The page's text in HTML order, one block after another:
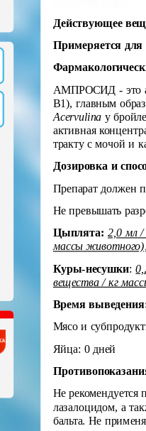
Действующее
Примеряется для
АМПРОСИД - это
В1), главным
Acervulina у
активная
тракту с мочой и
Дозировка и
Препарат должен
Не превышать
Цыплята: 2,0 мл /
массы
Куры-несушки:
вещества / кг
Время
Мясо и
Яйца: 0 дней
Не
лазалоцидом, а
бальта. Не